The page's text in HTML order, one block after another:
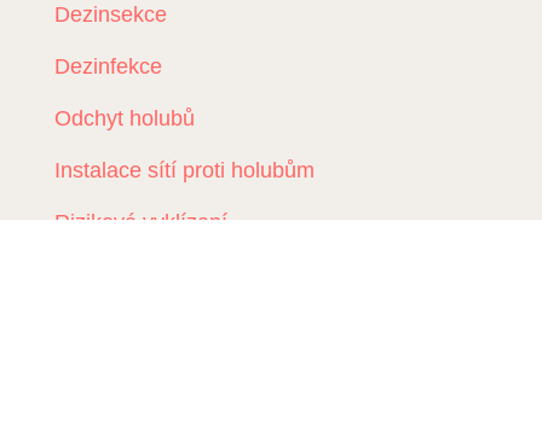
Dezinsekce
Dezinfekce
Odchyt holubů
Instalace sítí proti holubům
Rizikové vyklízení